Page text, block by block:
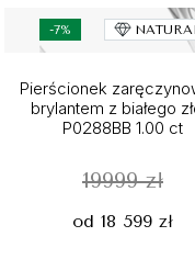
-7%
Pierścionek
brylantem z białego
P0288BB 1.00 ct
19999 zł
od 18 599 zł